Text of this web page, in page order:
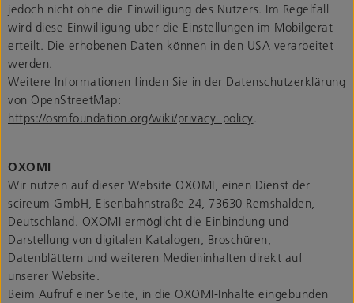
jedoch nicht ohne die Einwilligung des Nutzers. Im Regelfall
wird diese Einwilligung über die Einstellungen im Mobilgerät
erteilt. Die erhobenen Daten können in den USA verarbeitet
werden.
Weitere Informationen finden Sie in der Datenschutzerklärung
von OpenStreetMap:
https://osmfoundation.org/wiki/privacy_policy.
OXOMI
Wir nutzen auf dieser Website OXOMI, einen Dienst der
scireum GmbH, Eisenbahnstraße 24, 73630 Remshalden,
Deutschland. OXOMI ermöglicht die Einbindung und
Darstellung von digitalen Katalogen, Broschüren,
Datenblättern und weiteren Medieninhalten direkt auf
unserer Website.
Beim Aufruf einer Seite, in die OXOMI-Inhalte eingebunden